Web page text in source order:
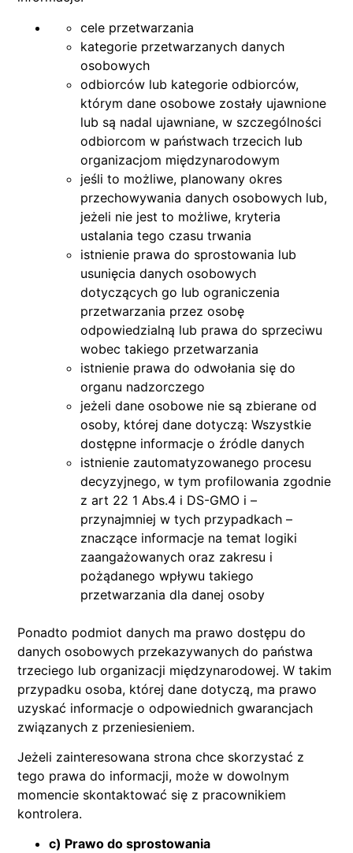
cele przetwarzania
kategorie przetwarzanych danych
osobowych
odbiorców lub kategorie odbiorców,
którym dane osobowe zostały ujawnione
lub są nadal ujawniane, w szczególności
odbiorcom w państwach trzecich lub
organizacjom międzynarodowym
jeśli to możliwe, planowany okres
przechowywania danych osobowych lub,
jeżeli nie jest to możliwe, kryteria
ustalania tego czasu trwania
istnienie prawa do sprostowania lub
usunięcia danych osobowych
dotyczących go lub ograniczenia
przetwarzania przez osobę
odpowiedzialną lub prawa do sprzeciwu
wobec takiego przetwarzania
istnienie prawa do odwołania się do
organu nadzorczego
jeżeli dane osobowe nie są zbierane od
osoby, której dane dotyczą: Wszystkie
dostępne informacje o źródle danych
istnienie zautomatyzowanego procesu
decyzyjnego, w tym profilowania zgodnie
z art 22 1 Abs.4 i DS-GMO i –
przynajmniej w tych przypadkach –
znaczące informacje na temat logiki
zaangażowanych oraz zakresu i
pożądanego wpływu takiego
przetwarzania dla danej osoby
Ponadto podmiot danych ma prawo dostępu do
danych osobowych przekazywanych do państwa
trzeciego lub organizacji międzynarodowej. W takim
przypadku osoba, której dane dotyczą, ma prawo
uzyskać informacje o odpowiednich gwarancjach
związanych z przeniesieniem.
Jeżeli zainteresowana strona chce skorzystać z
tego prawa do informacji, może w dowolnym
momencie skontaktować się z pracownikiem
kontrolera.
c) Prawo do sprostowania